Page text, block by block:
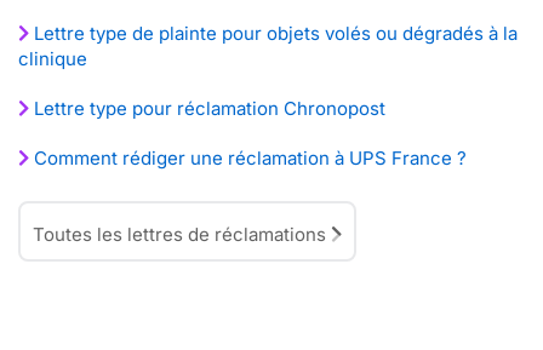
Lettre type de plainte pour objets volés ou dégradés à la
clinique
Lettre type pour réclamation Chronopost
Comment rédiger une réclamation à UPS France ?
Toutes les lettres de réclamations